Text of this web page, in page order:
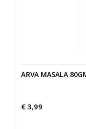
ARVA MASALA
€ 3,99